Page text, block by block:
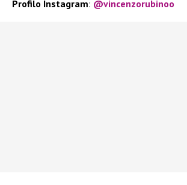
Profilo Instagram: @vincenzorubinoo